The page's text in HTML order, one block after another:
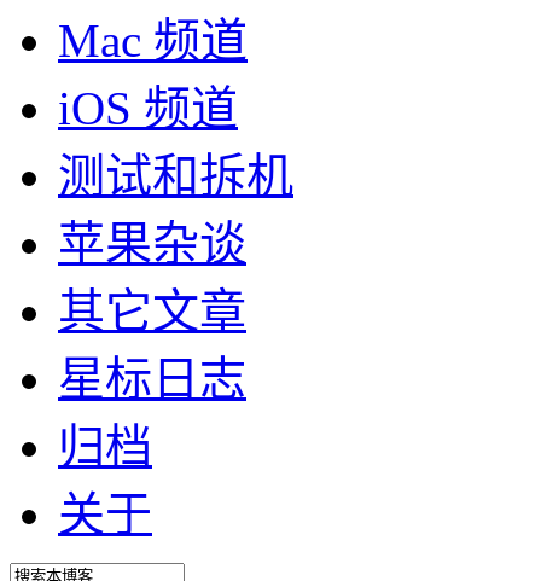
Mac 频道
iOS 频道
测试和拆机
苹果杂谈
其它文章
星标日志
归档
关于